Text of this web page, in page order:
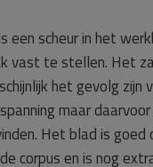
een scheur in het
vast te stellen. Het
het gevolg zijn
maar
Het blad is goed
corpus en is nog